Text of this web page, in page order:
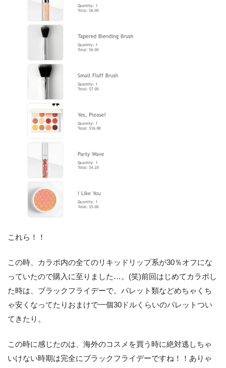
これら！！
この時、カラポ内の全てのリキッドリップ系が30％オフにな
っていたので購入に至りました…。(笑)前回はじめてカラポし
た時は、ブラックフライデーで。パレット類などめちゃくち
ゃ安くなってたりおまけで一個30ドルくらいのパレットつい
てきたり。
この時に感じたのは、海外のコスメを買う時に絶対逃しちゃ
いけない時期は完全にブラックフライデーですね！！ありゃ